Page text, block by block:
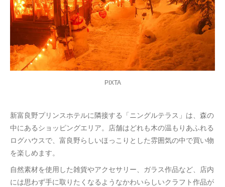
PIXTA
新富良野プリンスホテルに隣接する「ニングルテラス」は、森の
中にあるショッピングエリア。店舗はどれも木の温もりあふれる
ログハウスで、富良野らしいほっこりとした雰囲気の中で買い物
を楽しめます。
自然素材を使用した雑貨やアクセサリー、ガラス作品など、店内
には思わず手に取りたくなるようなかわいらしいクラフト作品が